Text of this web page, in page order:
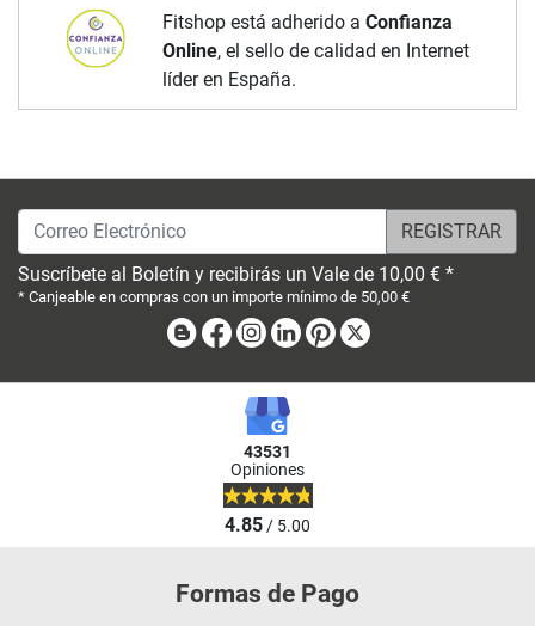
Fitshop está adherido a Confianza
Online, el sello de calidad en Internet
líder en España.
Correo Electrónico
Suscríbete al Boletín y recibirás un Vale de 10,00 € *
* Canjeable en compras con un importe mínimo de 50,00 €
BlogFacebook
Instagram
LinkedinPinterest
43531
Opiniones
4.85/ 5.00
Formas de Pago